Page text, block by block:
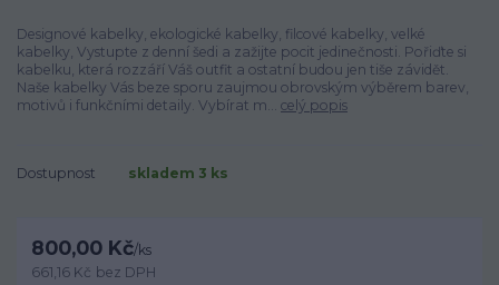
Designové kabelky, ekologické kabelky, filcové kabelky, velké
kabelky, Vystupte z denní šedi a zažijte pocit jedinečnosti. Pořiďte si
kabelku, která rozzáří Váš outfit a ostatní budou jen tiše závidět.
Naše kabelky Vás beze sporu zaujmou obrovským výběrem barev,
motivů i funkčními detaily. Vybírat m... celý popis
Dostupnost skladem 3 ks
800,00 Kč/ks
661,16 Kč bez DPH